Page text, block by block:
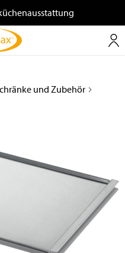
und Zubehör